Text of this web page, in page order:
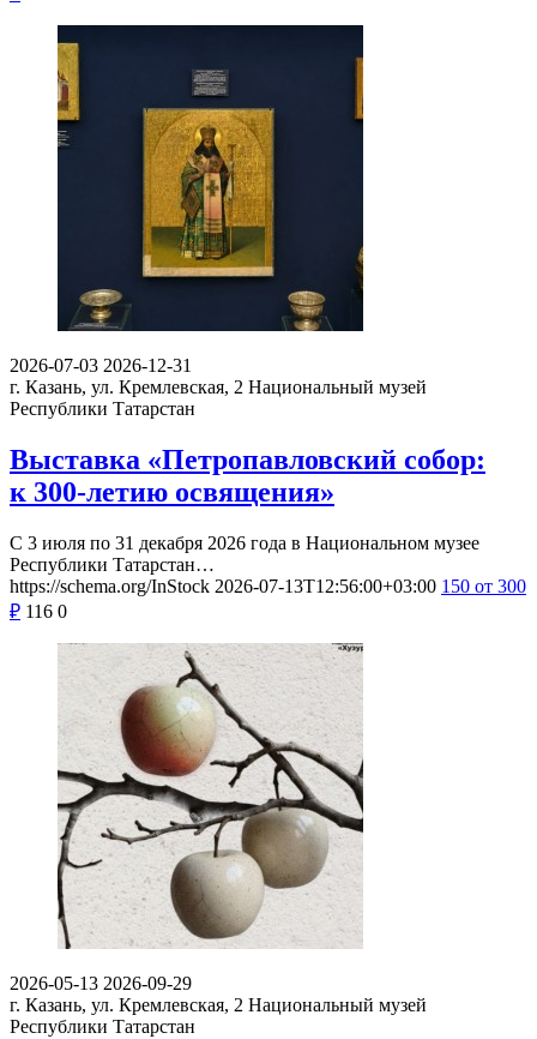
2026-07-03 2026-12-31
г. Казань, ул. Кремлевская, 2 Национальный музей
Республики Татарстан
Выставка «Петропавловский собор:
к 300-летию освящения»
С 3 июля по 31 декабря 2026 года в Национальном музее
Республики Татарстан…
https://schema.org/InStock 2026-07-13T12:56:00+03:00 150 от 300
₽ 116 0
2026-05-13 2026-09-29
г. Казань, ул. Кремлевская, 2 Национальный музей
Республики Татарстан